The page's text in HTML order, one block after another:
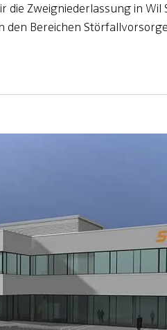
Zweigniederlassung in Wil
den Bereichen